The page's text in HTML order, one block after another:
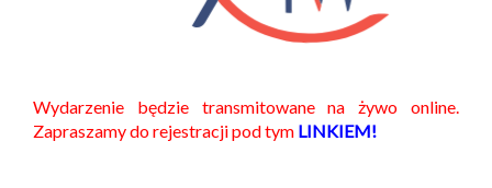
Wydarzenie będzie transmitowane na żywo online.
Zapraszamy do rejestracji pod tym LINKIEM!